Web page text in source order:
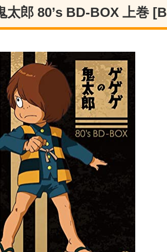
太郎 80’s BD-BOX 上巻